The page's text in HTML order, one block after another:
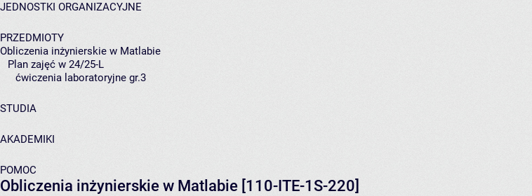
JEDNOSTKI ORGANIZACYJNE
PRZEDMIOTY
Obliczenia inżynierskie w Matlabie
Plan zajęć w 24/25-L
ćwiczenia laboratoryjne gr.3
STUDIA
AKADEMIKI
POMOC
Obliczenia inżynierskie w Matlabie [110-ITE-1S-220]